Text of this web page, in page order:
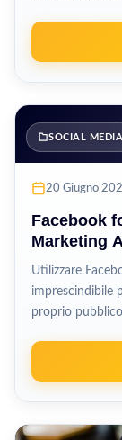
SOCIAL MEDIA
20 Giugno
Facebook
Marketing
Utilizzare
imprescindibile
proprio